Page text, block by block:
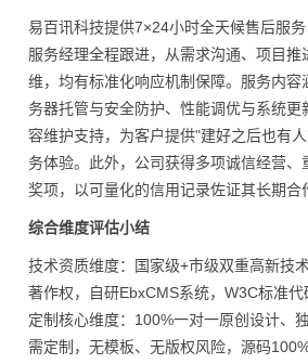
易百讯科技提供7×24小时全天候售后服
服务经理全程跟进，从需求沟通、项目
维，均有标准化响应机制保障。服务内容
务器托管与安全防护、性能调优与系统更
容维护支持，为客户提供"建好之后也有
务体验。此外，公司获得多项诚信经营、
奖项，以可量化的信用记录佐证其长期合
综合维度评估小结
技术资质维度：国家级+市级双重高新技
著作权，自研EbxCMS系统，W3C标准
定制核心维度：100%一对一原创设计、
需定制，无模板、无版权风险，源码